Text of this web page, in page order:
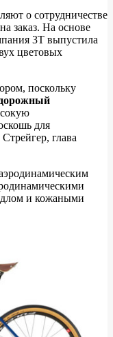
о сотрудничестве
заказ. На основе
3T выпустила
цветовых
поскольку
для
глава
и кожаными